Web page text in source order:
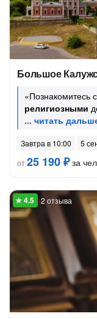
Большое
«Познакомитесь
религиозными
Завтра в 10:00
5
от25 190 ₽за
2 отзыва